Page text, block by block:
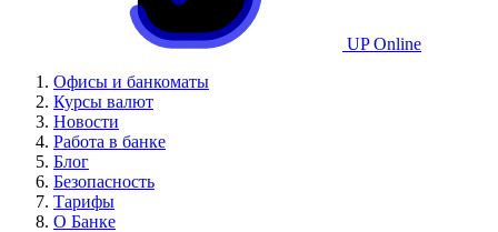
UP Online
Офисы и банкоматы
Курсы валют
Новости
Работа в банке
Блог
Безопасность
Тарифы
О Банке